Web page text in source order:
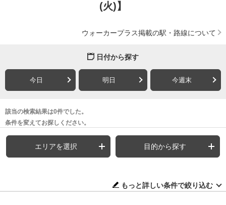
(火)】
ウォーカープラス掲載の駅・路線について
日付から探す
今日 明日 今週末
該当の検索結果は0件でした。
条件を変えてお探しください。
エリアを選択 目的から探す
もっと詳しい条件で絞り込む